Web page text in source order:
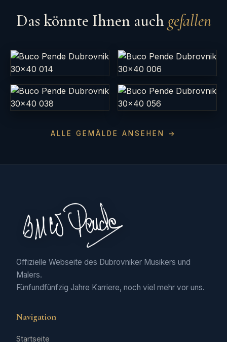
Das könnte Ihnen auch gefallen
ALLE GEMÄLDE ANSEHEN →
Offizielle Webseite des Dubrovniker Musikers und
Malers.
Fünfundfünfzig Jahre Karriere, noch viel mehr vor uns.
Navigation
Startseite